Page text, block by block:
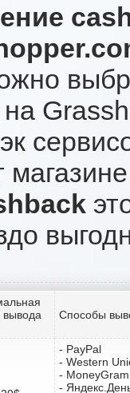
Способы
- PayPal
- Western
- MoneyGram
-